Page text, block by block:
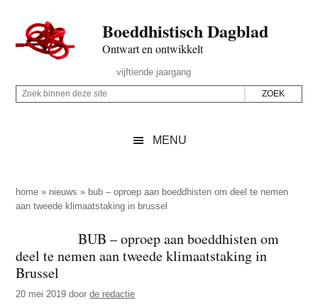
naar
de
inhoud
secondary
naar
de
sidebar
naar
de
Boeddhistisch Dagblad
Ontwart en ontwikkelt
Rechts
vijftiende jaargang
Z
p
d
z
e
s
Z
i
n
n
d
e
MENU
home » nieuws » bub – oproep aan boeddhisten om deel te nemen
aan tweede klimaatstaking in brussel
BUB – oproep aan boeddhisten om
deel te nemen aan tweede klimaatstaking in
Brussel
20 mei 2019 doorde redactie